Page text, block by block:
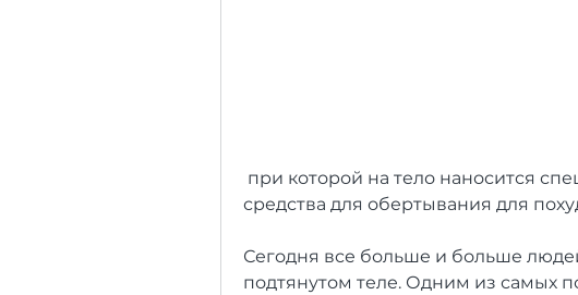
средства для обертывания для
Сегодня все больше и больше
подтянутом теле. Одним из самых